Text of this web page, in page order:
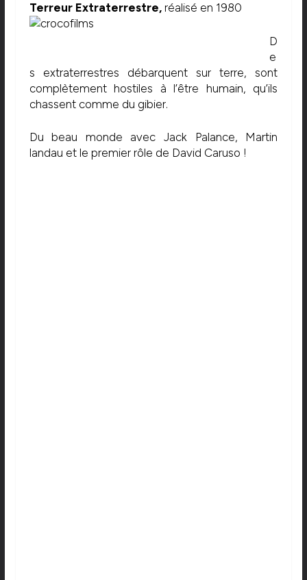
Terreur Extraterrestre,réalisé en 1980
D
e
s extraterrestres débarquent sur terre, sont
complètement hostiles à l’être humain, qu’ils
chassent comme du gibier.
Du beau monde avec Jack Palance, Martin
landau et le premier rôle de David Caruso !